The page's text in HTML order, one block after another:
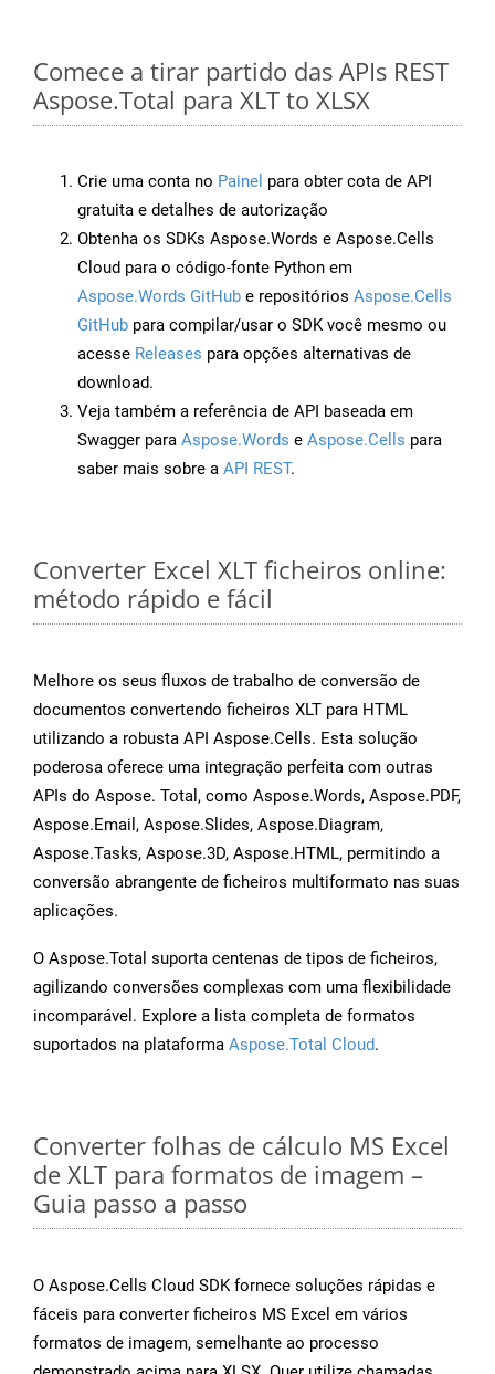
Comece a tirar partido das APIs REST
Aspose.Total para XLT to XLSX
Crie uma conta no Painel para obter cota de API
gratuita e detalhes de autorização
Obtenha os SDKs Aspose.Words e Aspose.Cells
Cloud para o código-fonte Python em
Aspose.Words GitHub e repositórios Aspose.Cells
GitHub para compilar/usar o SDK você mesmo ou
acesse Releases para opções alternativas de
download.
Veja também a referência de API baseada em
Swagger para Aspose.Words e Aspose.Cells para
saber mais sobre a API REST.
Converter Excel XLT ficheiros online:
método rápido e fácil
Melhore os seus fluxos de trabalho de conversão de
documentos convertendo ficheiros XLT para HTML
utilizando a robusta API Aspose.Cells. Esta solução
poderosa oferece uma integração perfeita com outras
APIs do Aspose. Total, como Aspose.Words, Aspose.PDF,
Aspose.Email, Aspose.Slides, Aspose.Diagram,
Aspose.Tasks, Aspose.3D, Aspose.HTML, permitindo a
conversão abrangente de ficheiros multiformato nas suas
aplicações.
O Aspose.Total suporta centenas de tipos de ficheiros,
agilizando conversões complexas com uma flexibilidade
incomparável. Explore a lista completa de formatos
suportados na plataforma Aspose.Total Cloud.
Converter folhas de cálculo MS Excel
de XLT para formatos de imagem –
Guia passo a passo
O Aspose.Cells Cloud SDK fornece soluções rápidas e
fáceis para converter ficheiros MS Excel em vários
formatos de imagem, semelhante ao processo